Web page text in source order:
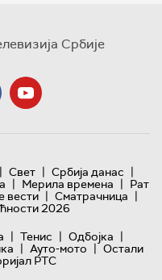
Србије
| Свет | Србија данас |
| Мерила времена | Рат
вести | Сматрачница |
2026
| Тенис | Одбојка |
| Ауто-мото | Остали
РТС